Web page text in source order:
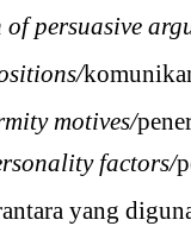
persuasive
motives/
factors/
yang